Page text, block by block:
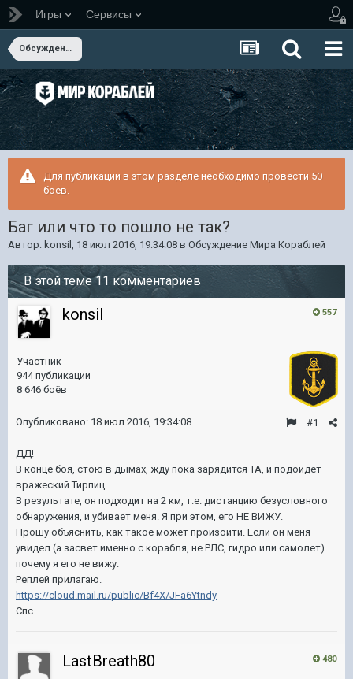
Игры Сервисы
Обсуждение Мира Кораблей
Для публикации в этом разделе необходимо провести 50
боёв.
Баг или что то пошло не так?
Автор: konsil , 18 июл 2016, 19:34:08 в Обсуждение Мира Кораблей
В этой теме 11 комментариев
557
konsil
Участник
944 публикации
8 646 боёв
#1
Опубликовано: 18 июл 2016, 19:34:08
ДД!
В конце боя, стою в дымах, жду пока зарядится ТА, и подойдет
вражеский Тирпиц.
В результате, он подходит на 2 км, т.е. дистанцию безусловного
обнаружения, и убивает меня. Я при этом, его НЕ ВИЖУ.
Прошу объяснить, как такое может произойти. Если он меня
увидел (а засвет именно с корабля, не РЛС, гидро или самолет)
почему я его не вижу.
Реплей прилагаю.
https://cloud.mail.ru/public/Bf4X/JFa6Ytndy
Спс.
480
LastBreath80